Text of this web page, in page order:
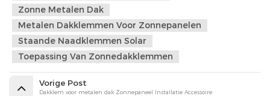
Zonne Metalen Dak
Metalen Dakklemmen Voor Zonnepanelen
Staande Naadklemmen Solar
Toepassing Van Zonnedakklemmen
Vorige Post
Dakklem voor metalen dak Zonnepaneel Installatie Accessoire